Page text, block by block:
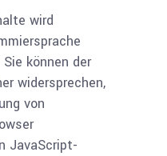
wird
können der
widersprechen,
von
JavaScript-